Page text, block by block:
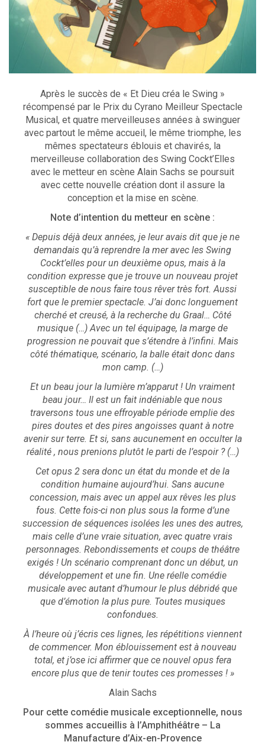
Après le succès de « Et Dieu créa le Swing »
récompensé par le Prix du Cyrano Meilleur Spectacle
Musical, et quatre merveilleuses années à swinguer
avec partout le même accueil, le même triomphe, les
mêmes spectateurs éblouis et chavirés, la
merveilleuse collaboration des Swing Cockt’Elles
avec le metteur en scène Alain Sachs se poursuit
avec cette nouvelle création dont il assure la
conception et la mise en scène.
Note d’intention du metteur en scène :
« Depuis déjà deux années, je leur avais dit que je ne
demandais qu’à reprendre la mer avec les Swing
Cockt’elles pour un deuxième opus, mais à la
condition expresse que je trouve un nouveau projet
susceptible de nous faire tous rêver très fort. Aussi
fort que le premier spectacle. J’ai donc longuement
cherché et creusé, à la recherche du Graal… Côté
musique (…) Avec un tel équipage, la marge de
progression ne pouvait que s’étendre à l’infini. Mais
côté thématique, scénario, la balle était donc dans
mon camp. (…)
Et un beau jour la lumière m’apparut ! Un vraiment
beau jour… Il est un fait indéniable que nous
traversons tous une effroyable période emplie des
pires doutes et des pires angoisses quant à notre
avenir sur terre. Et si, sans aucunement en occulter la
réalité , nous prenions plutôt le parti de l’espoir ? (…)
Cet opus 2 sera donc un état du monde et de la
condition humaine aujourd’hui. Sans aucune
concession, mais avec un appel aux rêves les plus
fous. Cette fois-ci non plus sous la forme d’une
succession de séquences isolées les unes des autres,
mais celle d’une vraie situation, avec quatre vrais
personnages. Rebondissements et coups de théâtre
exigés ! Un scénario comprenant donc un début, un
développement et une fin. Une réelle comédie
musicale avec autant d’humour le plus débridé que
que d’émotion la plus pure. Toutes musiques
confondues.
À l’heure où j’écris ces lignes, les répétitions viennent
de commencer. Mon éblouissement est à nouveau
total, et j’ose ici affirmer que ce nouvel opus fera
encore plus que de tenir toutes ces promesses ! »
Alain Sachs
Pour cette comédie musicale exceptionnelle, nous
sommes accueillis à l’Amphithéâtre – La
Manufacture d’Aix-en-Provence